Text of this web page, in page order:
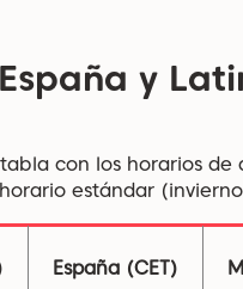
y
con los horarios
estándar
España (CET)